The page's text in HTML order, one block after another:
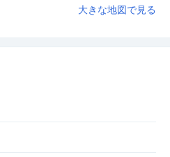
大きな地図で見る